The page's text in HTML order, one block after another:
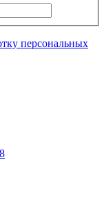
персональных